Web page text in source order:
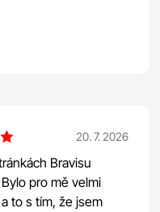
20. 7. 2026
Bravisu
pro mě velmi
to s tím, že jsem